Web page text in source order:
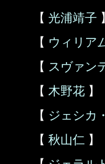
【 光浦靖子 】
【 ウィリア
【 スヴァン
【 木野花 】
【 ジェシカ
【 秋山仁 】